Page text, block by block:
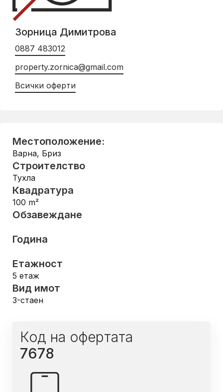
Зорница Димитрова
0887 483012
property.zornica@gmail.com
Всички оферти
Местоположение:
Варна, Бриз
Строителство
Тухла
Квадратура
100 m²
Обзавеждане
Година
Етажност
5 етаж
Вид имот
3-стаен
Код на офертата
7678